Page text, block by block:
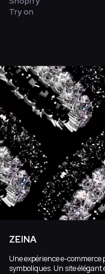
Try on
ZEINA
Une expérience e-
symboliques. Un site élégant